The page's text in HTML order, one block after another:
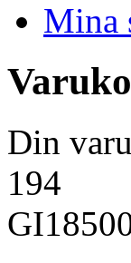
Mina
Din
194